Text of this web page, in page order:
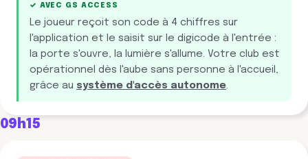
✓ AVEC GS ACCESS
Le joueur reçoit son code à 4 chiffres sur
l'application et le saisit sur le digicode à l'entrée :
la porte s'ouvre, la lumière s'allume. Votre club est
opérationnel dès l'aube sans personne à l'accueil,
grâce au système d'accès autonome.
09h15